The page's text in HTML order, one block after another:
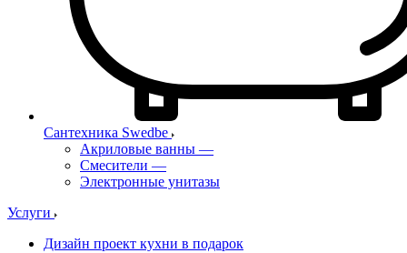
Сантехника Swedbe
Акриловые ванны —
Смесители —
Электронные унитазы
Услуги
Дизайн проект кухни в подарок